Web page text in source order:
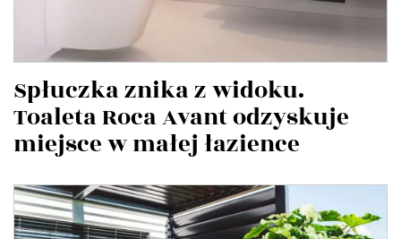
Spłuczka znika z widoku.
Toaleta Roca Avant odzyskuje
miejsce w małej łazience